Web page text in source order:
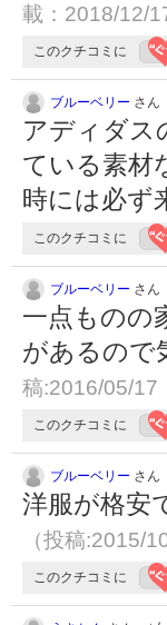
載：2018/12/
このクチコミに
ブルーベリー さん
アディダス
ている素材
時には必ず
このクチコミに
ブルーベリー さん
一点ものの
があるので
稿:2016/05/17
このクチコミに
ブルーベリー さん
洋服が格安
（投稿:2015/
このクチコミに